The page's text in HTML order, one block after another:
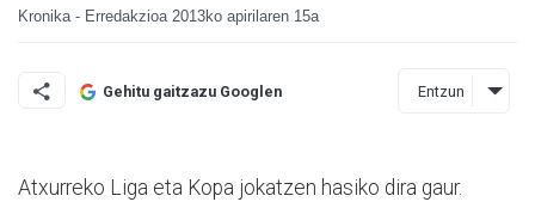
Kronika - Erredakzioa 2013ko apirilaren 15a
Gehitu gaitzazu Googlen Entzun
Atxurreko Liga eta Kopa jokatzen hasiko dira gaur.